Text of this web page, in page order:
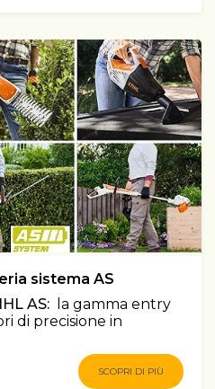
sistema AS
AS:
la gamma entry
di precisione in
SCOPRI DI PIÙ